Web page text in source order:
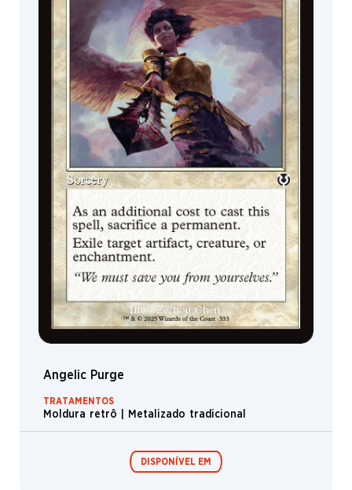
Dragon
Esqueleto
Arqueiro
Serpente
Ovo
Garruk
Metamorfo
Golem
Juggernaut
Constructo
Fungo
Espantalho
Wrenn
Peixe
Lodo
Angelic Purge
TRATAMENTOS
Moldura retrô | Metalizado tradicional
DISPONÍVEL EM